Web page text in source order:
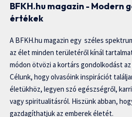
BFKH.hu magazin - Modern
értékek
A BFKH.hu magazin egy széles
az élet minden területéről kínál
módon ötvözi a kortárs gondolkodást
Célunk, hogy olvasóink inspirációt
életükhöz, legyen szó egészségről,
vagy spiritualitásról. Hiszünk abban,
gazdagíthatjuk az emberek életét.